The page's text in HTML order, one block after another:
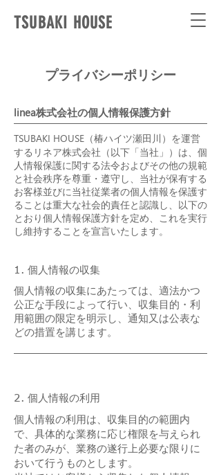
TSUBAKI HOUSE
プライバシーポリシー
linea株式会社の個人情報保護方針
TSUBAKI HOUSE（椿ハイツ瀬田川） を運営
する リネア株式会社（以下「当社」）は、個
人情報保護に関する法令およびその他の規範
と社会秩序を尊重・遵守し、当社が保有する
お客様並びに当社従業者の個人情報を保護す
ることは重大な社会的責任と認識し、以下の
とおり個人情報保護方針を定め、これを実行
し維持することを宣言いたします。
1. 個人情報の収集
個人情報の収集にあたっては、適法かつ
公正な手段によって行い、収集目的・利
用範囲の限定を明示し、通知又は公表な
どの措置を講じます。
2. 個人情報の利用
個人情報の利用は、収集目的の範囲内
で、具体的な業務に応じ権限を与えられ
た者のみが、業務の遂行上必要な限りに
おいて行うものとします。